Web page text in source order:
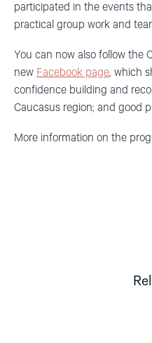
participated in the events
practical group work and
You can now also follow the
new Facebook page, which
confidence building and
Caucasus region; and good
More information on the